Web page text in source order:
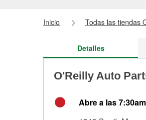
Inicio Todas las tiendas
Detalles
O'Reilly Auto
Abre a las 7:30am